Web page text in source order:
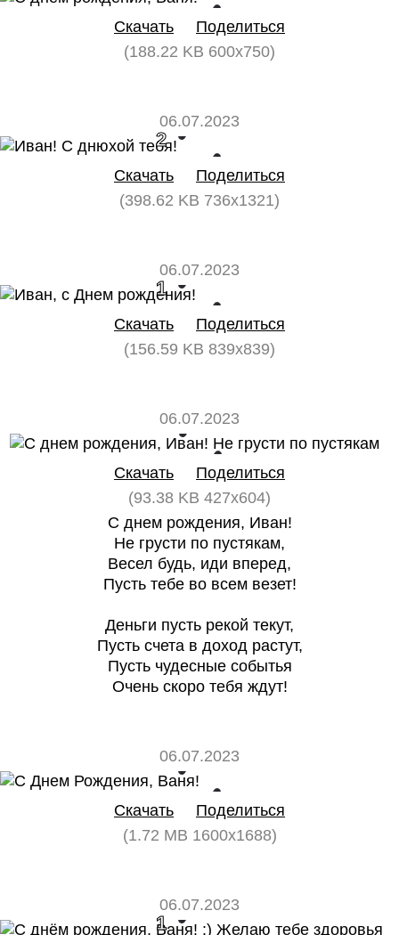
Скачать
Поделиться
(188.22 KB 600x750)
06.07.2023
2
Скачать
Поделиться
(398.62 KB 736x1321)
06.07.2023
1
Скачать
Поделиться
(156.59 KB 839x839)
06.07.2023
0 0
Скачать
Поделиться
(93.38 KB 427x604)
С днем рождения, Иван!
Не грусти по пустякам,
Весел будь, иди вперед,
Пусть тебе во всем везет!
Деньги пусть рекой текут,
Пусть счета в доход растут,
Пусть чудесные событья
Очень скоро тебя ждут!
06.07.2023
0
Скачать
Поделиться
(1.72 MB 1600x1688)
06.07.2023
1 0